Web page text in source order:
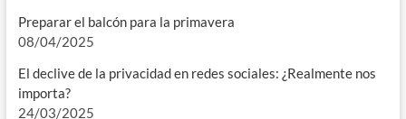
Preparar el balcón para la primavera
08/04/2025
El declive de la privacidad en redes sociales: ¿Realmente nos
importa?
24/03/2025